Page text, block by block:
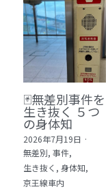
📚 100冊
1 クレー
2 発達障害
3 身体知・
4 創作・芸
5 教育・マ
ログイン/
検索
日本語
日本語
🃏無差別事件を
生き抜く ５つ
の身体知
2026年7月19日 ·
無差別, 事件,
生き抜く, 身体知,
京王線車内